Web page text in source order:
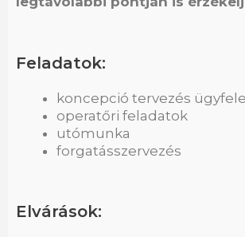
Feladatok:
koncepció tervezés
operatőri feladatok
utómunka
forgatásszervezés
Elvárások: